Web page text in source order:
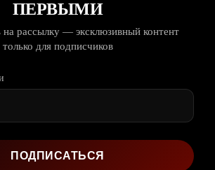
ПЕРВЫМИ
рассылку — эксклюзивный контент
только для подписчиков